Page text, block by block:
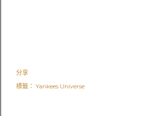
分享
標籤： Yankees Universe